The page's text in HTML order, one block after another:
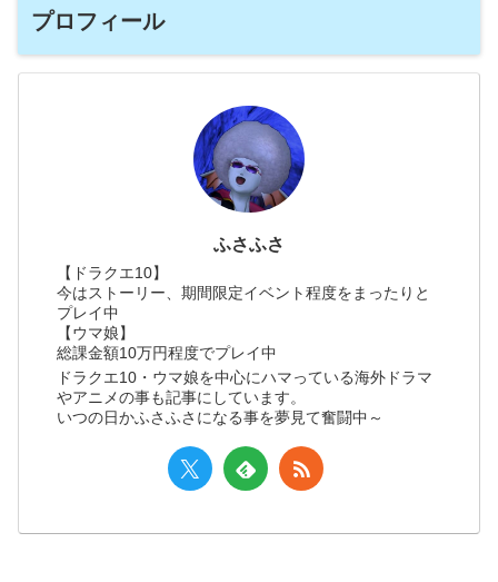
プロフィール
ふさふさ
【ドラクエ10】
今はストーリー、期間限定イベント程度をまったりと
プレイ中
【ウマ娘】
総課金額10万円程度でプレイ中
ドラクエ10・ウマ娘を中心にハマっている海外ドラマ
やアニメの事も記事にしています。
いつの日かふさふさになる事を夢見て奮闘中～